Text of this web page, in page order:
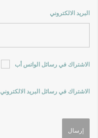
البريد الالكتروني
الاشتراك في رسائل الواتس أب
الاشتراك في رسائل البريد الالكتروني